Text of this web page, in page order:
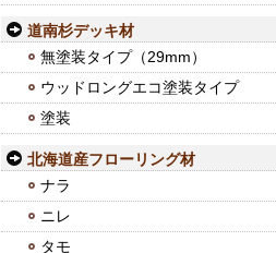
道南杉デッキ材
無塗装タイプ（29mm）
ウッドロングエコ塗装タイプ
塗装
北海道産フローリング材
ナラ
ニレ
タモ